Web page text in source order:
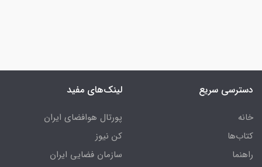
دسترسی سریع
خانه
کتاب‌ها
راهنما
لینک‌های مفید
پورتال هوافضای ایران
کن نیوز
سازمان فضایی ایران